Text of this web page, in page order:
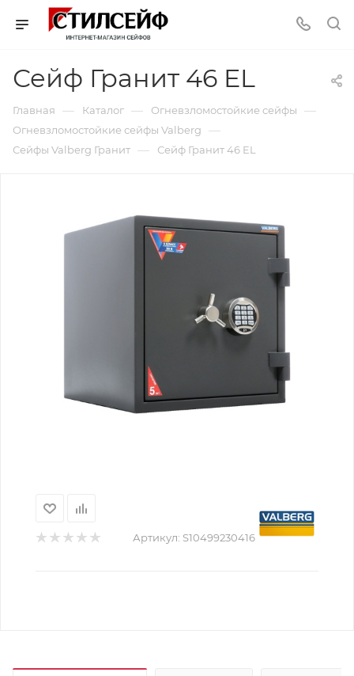
Сейф Гранит 46 EL
Главная — Каталог — Огневзломостойкие сейфы —
Огневзломостойкие сейфы Valberg —
Сейфы Valberg Гранит — Сейф Гранит 46 EL
Артикул: S10499230416